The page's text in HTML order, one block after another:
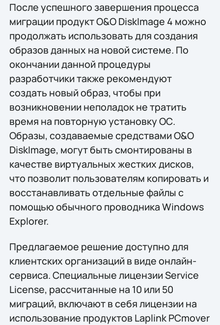
После успешного завершения процесса
миграции продукт O&O DiskImage 4 можно
продолжать использовать для создания
образов данных на новой системе. По
окончании данной процедуры
разработчики также рекомендуют
создать новый образ, чтобы при
возникновении неполадок не тратить
время на повторную установку ОС.
Образы, создаваемые средствами O&O
DiskImage, могут быть смонтированы в
качестве виртуальных жестких дисков,
что позволит пользователям копировать и
восстанавливать отдельные файлы с
помощью обычного проводника Windows
Explorer.
Предлагаемое решение доступно для
клиентских организаций в виде онлайн-
сервиса. Специальные лицензии Service
License, рассчитанные на 10 или 50
миграций, включают в себя лицензии на
использование продуктов Laplink PCmover